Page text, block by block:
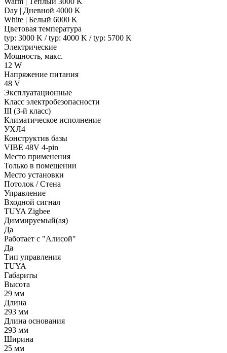
Day | Дневной 4000 K
White | Белый 6000 K
Цветовая температура
typ: 3000 K / typ: 4000 K / typ: 5700 K
Электрические
Мощность, макс.
12 W
Напряжение питания
48 V
Эксплуатационные
Класс электробезопасности
III (3-й класс)
Климатическое исполнение
УХЛ4
Конструктив базы
VIBE 48V 4-pin
Место применения
Только в помещении
Место установки
Потолок / Cтена
Управление
Входной сигнал
TUYA Zigbee
Диммируемый(ая)
Да
Работает с "Алисой"
Да
Тип управления
TUYA
Габариты
Высота
29 мм
Длина
293 мм
Длина основания
293 мм
Ширина
25 мм